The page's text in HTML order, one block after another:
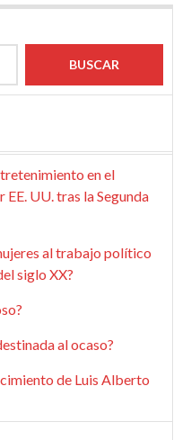
en el
UU. tras la Segunda
al trabajo político
siglo XX?
al ocaso?
de Luis Alberto